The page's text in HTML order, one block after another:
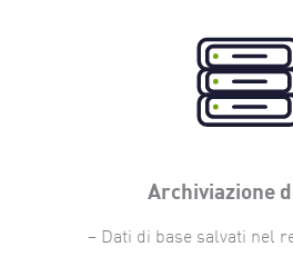
Archiviazione
– Dati di base salvati nel